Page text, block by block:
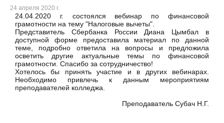
24 апреля 2020 г.
24.04.2020 г. состоялся вебинар по финансовой
грамотности на тему "Налоговые вычеты".
Представитель Сбербанка России Диана Цымбал в
доступной форме предоставила материал по данной
теме, подробно ответила на вопросы и предложила
осветить другие актуальные темы по финансовой
грамотности. Спасибо за сотрудничество!
Хотелось бы принять участие и в других вебинарах.
Необходимо привлечь к данным мероприятиям
преподавателей колледжа.
Преподаватель Субач Н.Г.